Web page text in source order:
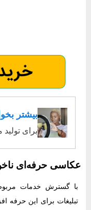
بیشتر
برای
عکاسی حرفه‌ای
با گسترش خدمات
تبلیغات برای این